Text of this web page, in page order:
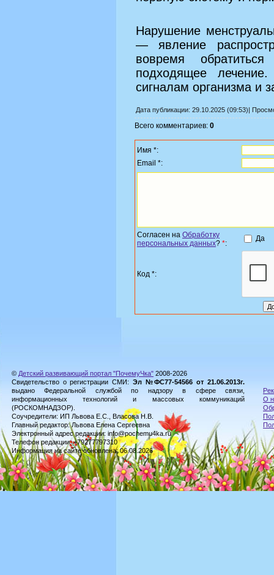
Нарушение
— явление
вовремя
подходящее
сигналам организма и
Дата публикации: 29.10.2025 (09:53)|
Всего комментариев: 0
Имя *:
Email *:
Согласен на Обработку
персональных данных? *:
Да
Код *:
© Детский развивающий портал "ПочемуЧка" 2008-2026
Свидетельство о регистрации СМИ: Эл №ФС77-54566 от 21.06.2013г.
выдано Федеральной службой по надзору в сфере связи,
информационных технологий и массовых коммуникаций
(РОСКОМНАДЗОР).
Соучредители: ИП Львова Е.С., Власова Н.В.
Главный редактор: Львова Елена Сергеевна
Электронный адрес редакции: info@pochemu4ka.ru
Телефон редакции: +79277797310
Информация на сайте обновлена: 06.08.2026
О